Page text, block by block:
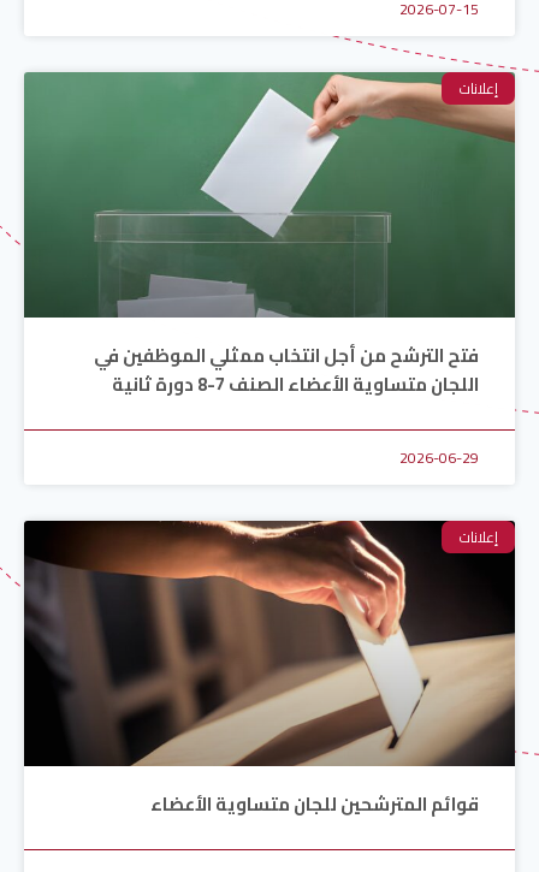
2026-07-15
إعلانات
فتح الترشح من أجل انتخاب ممثلي الموظفين في
اللجان متساوية الأعضاء الصنف 7-8 دورة ثانية
2026-06-29
إعلانات
قوائم المترشحين للجان متساوية الأعضاء